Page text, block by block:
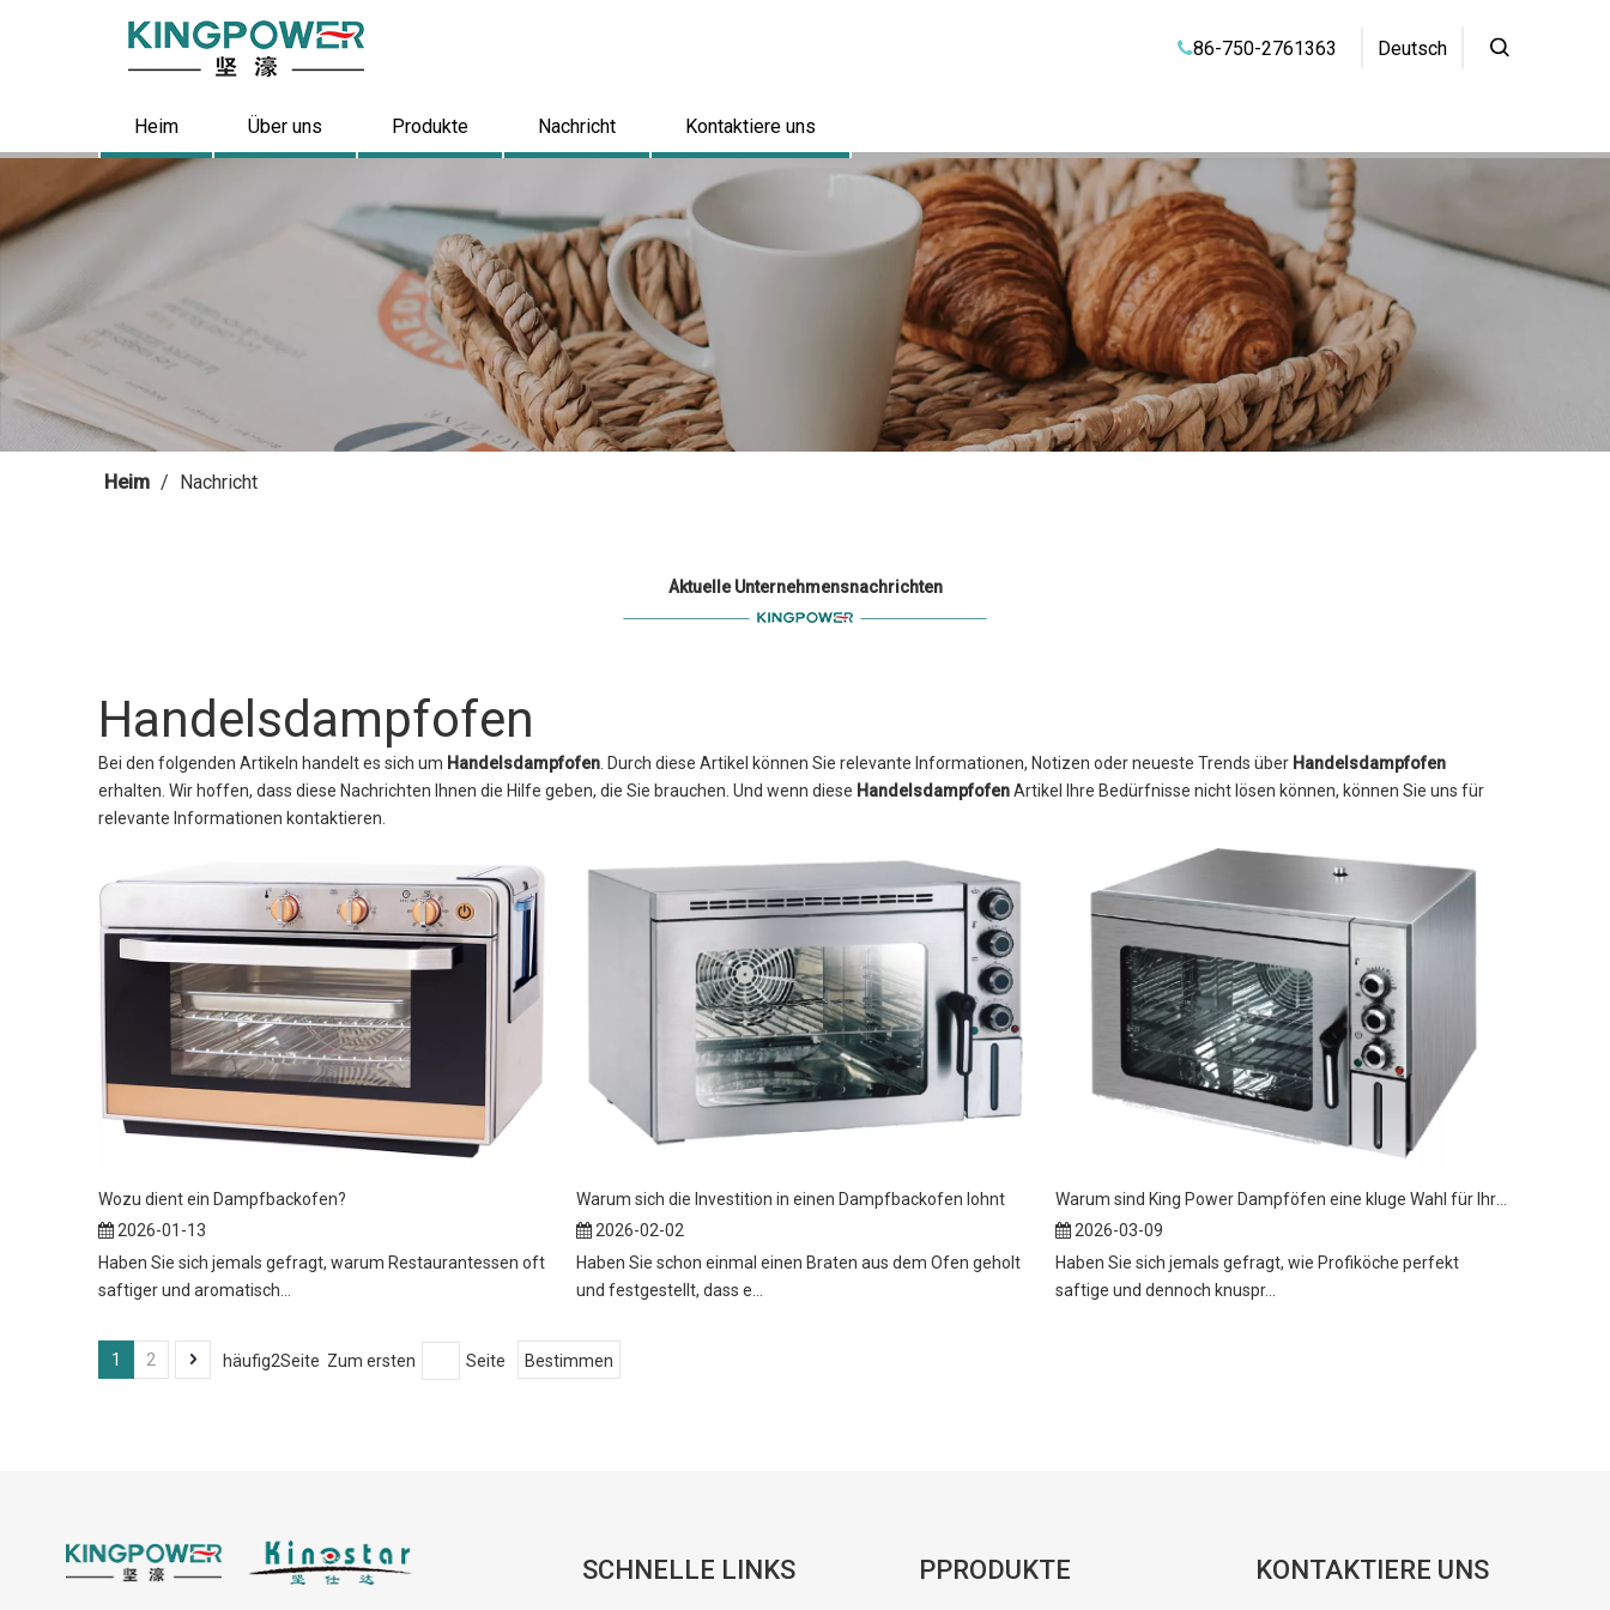
86-750-2761363 Deutsch
Heim Über uns Produkte Nachricht Kontaktiere uns
Heim / Nachricht
Aktuelle Unternehmensnachrichten
Handelsdampfofen
Bei den folgenden Artikeln handelt es sich um Handelsdampfofen . Durch diese Artikel können Sie relevante Informationen, Notizen oder neueste Trends über Handelsdampfofen
erhalten. Wir hoffen, dass diese Nachrichten Ihnen die Hilfe geben, die Sie brauchen. Und wenn diese HandelsdampfofenArtikel Ihre Bedürfnisse nicht lösen können, können Sie uns für
relevante Informationen kontaktieren.
Wozu dient ein Dampfbackofen?
2026-01-13
Haben Sie sich jemals gefragt, warum Restaurantessen oft
saftiger und aromatisch...
Warum sich die Investition in einen Dampfbackofen lohnt
2026-02-02
Haben Sie schon einmal einen Braten aus dem Ofen geholt
und festgestellt, dass e...
Warum sind King Power Dampföfen eine kluge Wahl für Ihre Küche?
2026-03-09
Haben Sie sich jemals gefragt, wie Profiköche perfekt
saftige und dennoch knuspr...
1 2 häufig2Seite Zum ersten Seite Bestimmen
SCHNELLE LINKS PPRODUKTE KONTAKTIERE UNS